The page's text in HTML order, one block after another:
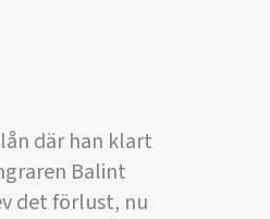
där han klart
Balint
det förlust, nu